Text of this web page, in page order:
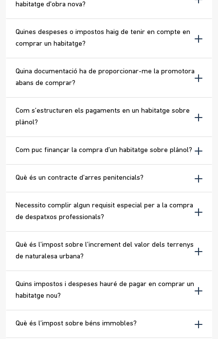
habitatge d'obra nova?
Quines despeses o impostos haig de tenir en compte en
comprar un habitatge?
Quina documentació ha de proporcionar-me la promotora
abans de comprar?
Com s’estructuren els pagaments en un habitatge sobre
plànol?
Com puc finançar la compra d’un habitatge sobre plànol?
Què és un contracte d’arres penitencials?
Necessito complir algun requisit especial per a la compra
de despatxos professionals?
Què és l’impost sobre l’increment del valor dels terrenys
de naturalesa urbana?
Quins impostos i despeses hauré de pagar en comprar un
habitatge nou?
Què és l’impost sobre béns immobles?